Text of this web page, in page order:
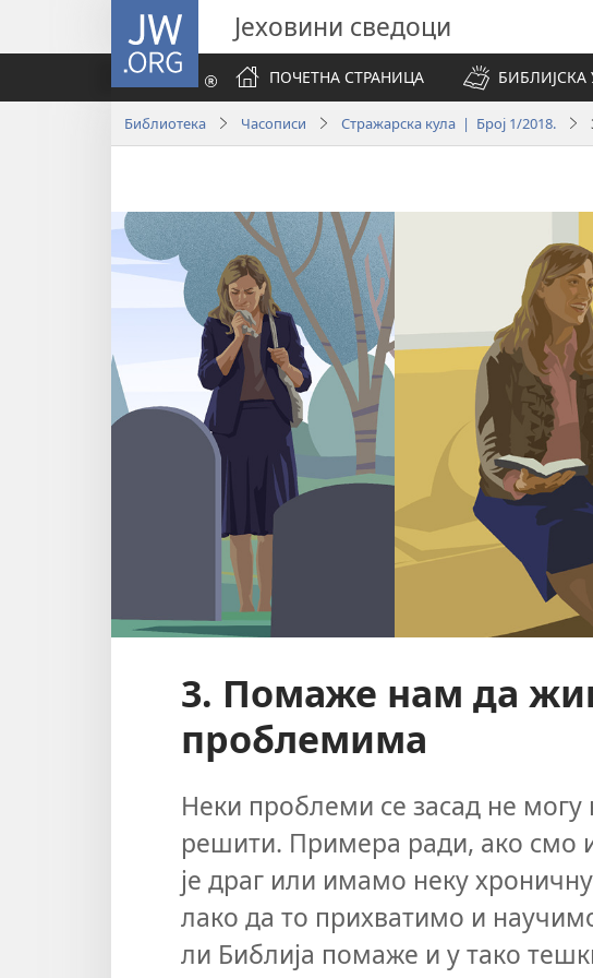
JW.ORG Јеховини сведоци
ПОЧЕТНА СТРАНИЦА
Библиотека Часописи Стражарска кула | Број 1/2018.
3. Помаже нам да
проблемима
Неки проблеми се засад не могу
решити. Примера ради, ако смо
је драг или имамо неку
лако да то прихватимо и
ли Библија помаже и у тако